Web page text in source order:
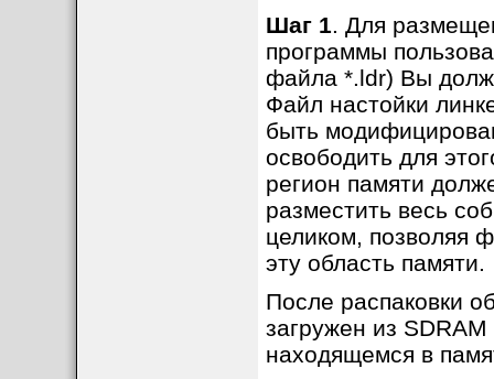
Шаг 1. Для
программы
файла *.ldr) Вы
Файл настойки
быть
освободить для
регион памяти
разместить весь
целиком, позволяя
эту область памяти.
После распаковки
загружен из
находящемся в